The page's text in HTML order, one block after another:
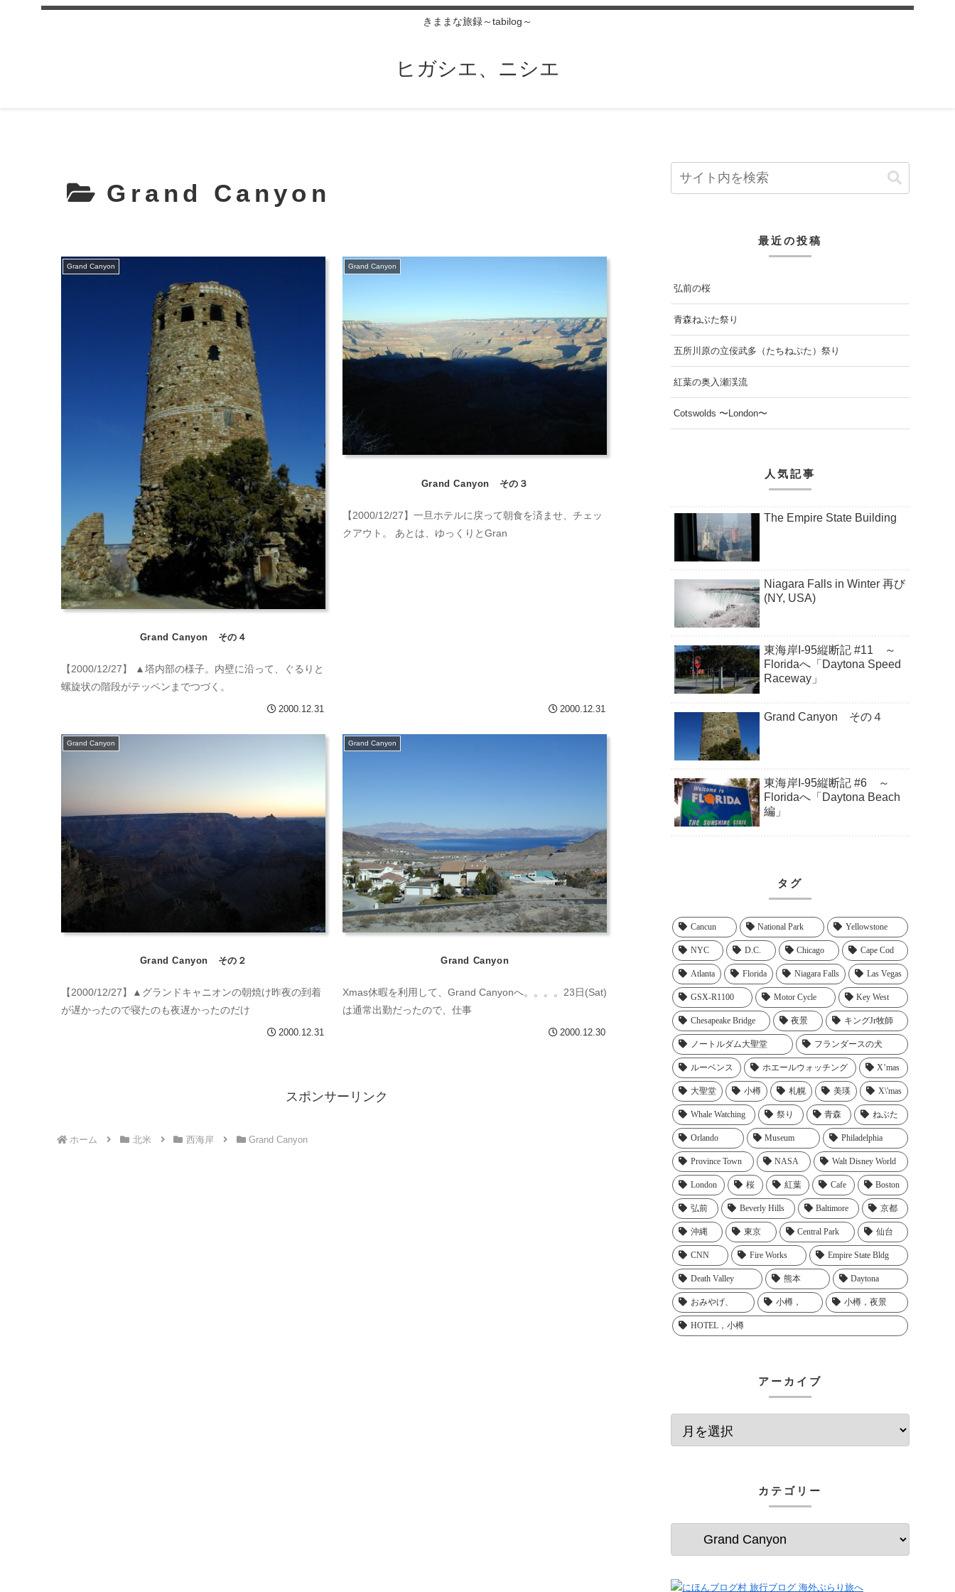
きままな旅録～tabilog～
ヒガシエ、ニシエ
Grand Canyon
Grand Canyon
Grand Canyon その４
【2000/12/27】 ▲塔内部の様子。内壁に沿って、ぐるりと
螺旋状の階段がテッペンまでつづく。
2000.12.31
Grand Canyon
Grand Canyon その３
【2000/12/27】一旦ホテルに戻って朝食を済ませ、チェッ
クアウト。 あとは、ゆっくりとGran
2000.12.31
Grand Canyon
Grand Canyon その２
【2000/12/27】▲グランドキャニオンの朝焼け昨夜の到着
が遅かったので寝たのも夜遅かったのだけ
2000.12.31
Grand Canyon
Grand Canyon
Xmas休暇を利用して、Grand Canyonへ。。。。23日(Sat)
は通常出勤だったので、仕事
2000.12.30
スポンサーリンク
ホーム 北米 西海岸 Grand Canyon
最近の投稿
弘前の桜
青森ねぶた祭り
五所川原の立佞武多（たちねぷた）祭り
紅葉の奥入瀬渓流
Cotswolds 〜London〜
人気記事
The Empire State Building
Niagara Falls in Winter 再び
(NY, USA)
東海岸I-95縦断記 #11 ～
Floridaへ「Daytona Speed
Raceway」
Grand Canyon その４
東海岸I-95縦断記 #6 ～
Floridaへ「Daytona Beach
編」
タグ
Cancun National Park Yellowstone
NYC D.C. Chicago Cape Cod
Atlanta Florida Niagara Falls Las Vegas
GSX-R1100 Motor Cycle Key West
Chesapeake Bridge 夜景 キングJr牧師
ノートルダム大聖堂 フランダースの犬
ルーベンス ホエールウォッチング X’mas
大聖堂 小樽 札幌 美瑛 X\'mas
Whale Watching 祭り 青森 ねぶた
Orlando Museum Philadelphia
Province Town NASA Walt Disney World
London 桜 紅葉 Cafe Boston
弘前 Beverly Hills Baltimore 京都
沖縄 東京 Central Park 仙台
CNN Fire Works Empire State Bldg
Death Valley 熊本 Daytona
おみやげ、 小樽， 小樽，夜景
HOTEL，小樽
アーカイブ
カテゴリー